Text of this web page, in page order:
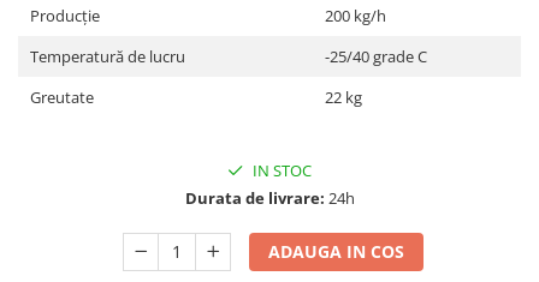
Utilaje agricole
Motocultoare
Motocositori
Granulatoare furaje
Producţie
200 kg/h
Temperatură de lucru
-25/40 grade C
Greutate
22 kg
IN STOC
Durata de livrare: 24h
ADAUGA IN COS